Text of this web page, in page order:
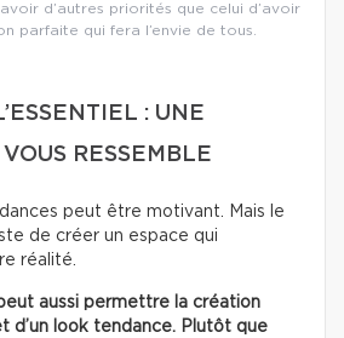
d’autres priorités que celui d’avoir
parfaite qui fera l’envie de tous.
: UNE
RESSEMBLE
peut être motivant. Mais le
de créer un espace qui
réalité.
aussi permettre la création
d’un look tendance. Plutôt que